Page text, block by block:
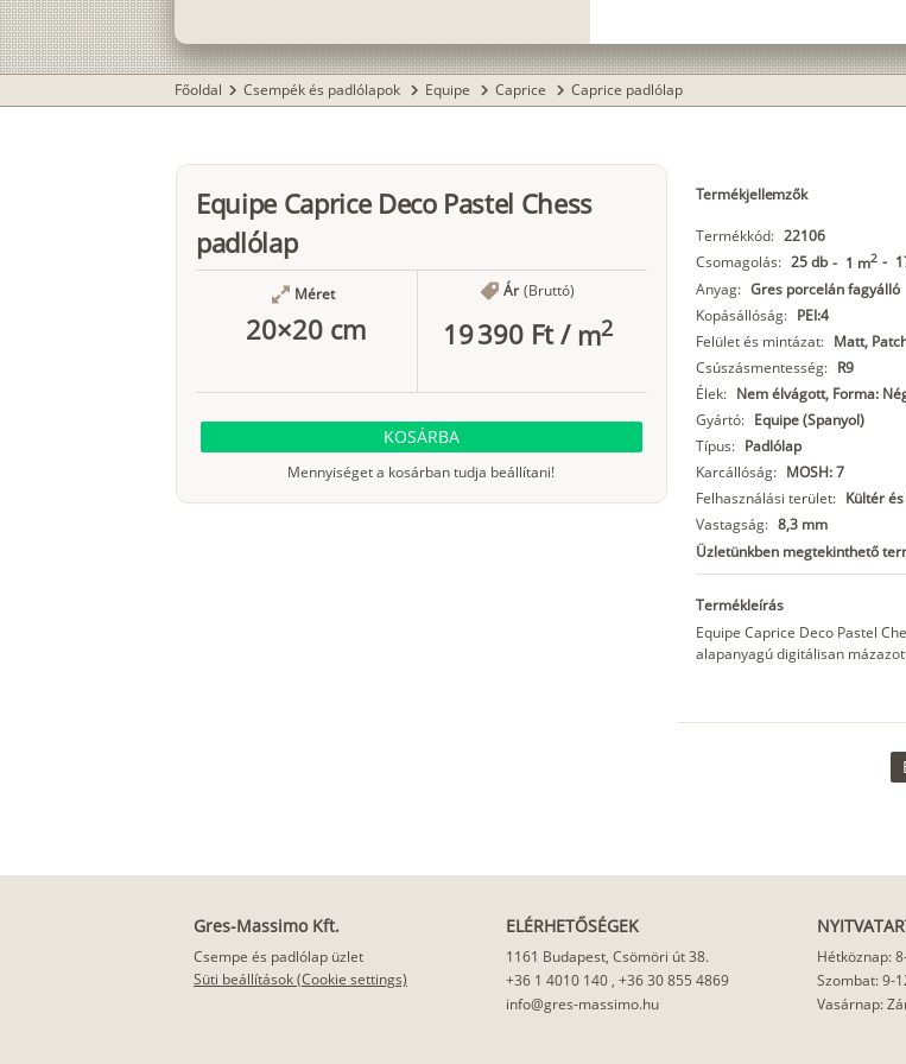
Főoldal chevron_right Csempék és padlólapok chevron_right Equipe chevron_right Caprice chevron_right Caprice padlólap
Equipe Caprice Deco Pastel Chess
padlólap
Méret
20×20 cm
Ár (Bruttó)
19 390 Ft/ m2
KOSÁRBA
Mennyiséget a kosárban tudja beállítani!
Termékjellemzők
Termékkód: 22106
Csomagolás: 25 db - 1 m2 -
Anyag: Gres porcelán fagyálló
Kopásállóság: PEI:4
Felület és mintázat: Matt,
Csúszásmentesség: R9
Élek: Nem élvágott, Forma:
Gyártó: Equipe (Spanyol)
Típus: Padlólap
Karcállóság: MOSH: 7
Felhasználási terület: Kültér
Vastagság: 8,3 mm
Üzletünkben megtekinthető
Termékleírás
Equipe Caprice Deco Pastel
alapanyagú digitálisan
Gres-Massimo Kft.
Csempe és padlólap üzlet
Süti beállítások (Cookie settings)
ELÉRHETŐSÉGEK
1161 Budapest, Csömöri út 38.
+36 1 4010 140, +36 30 855 4869
info@gres-massimo.hu
Hétköznap:
Szombat: 9-
Vasárnap: